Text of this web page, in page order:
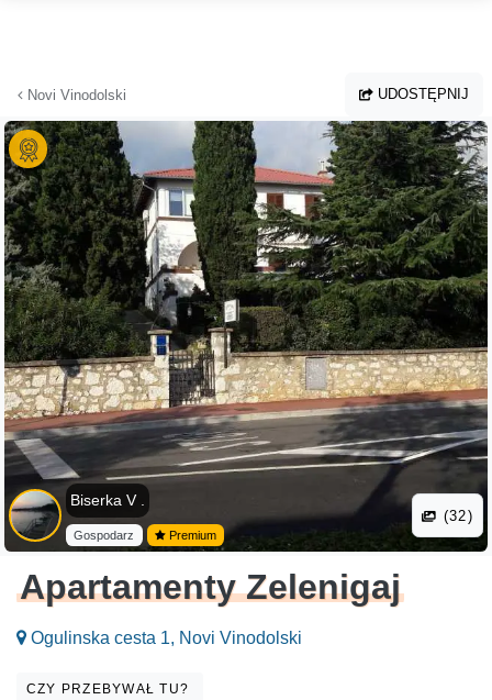
Novi Vinodolski UDOSTĘPNIJ
Biserka V .
Gospodarz Premium
(32)
Apartamenty Zelenigaj
Ogulinska cesta 1, Novi Vinodolski
CZY PRZEBYWAŁ TU?